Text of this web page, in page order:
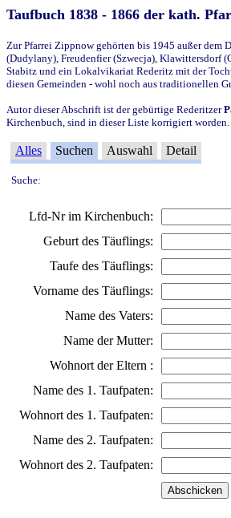
Taufbuch 1838 - 1866 der kath.
Zur Pfarrei Zippnow gehörten bis 1945 außer dem
(Dudylany), Freudenfier (Szwecja), Klawittersdorf
Stabitz und ein Lokalvikariat Rederitz mit der
diesen Gemeinden - wohl noch aus traditionellen
Autor dieser Abschrift ist der gebürtige Rederitzer
Kirchenbuch, sind in dieser Liste korrigiert
Alles Suchen Auswahl Detail
Suche:
Lfd-Nr im Kirchenbuch:
Geburt des Täuflings:
Taufe des Täuflings:
Vorname des Täuflings:
Name des Vaters:
Name der Mutter:
Wohnort der Eltern :
Name des 1. Taufpaten:
Wohnort des 1. Taufpaten:
Name des 2. Taufpaten:
Wohnort des 2. Taufpaten: